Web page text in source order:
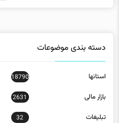
دسته بندی موضوعات
استانها 18790
بازار مالی 2631
تبلیغات 32